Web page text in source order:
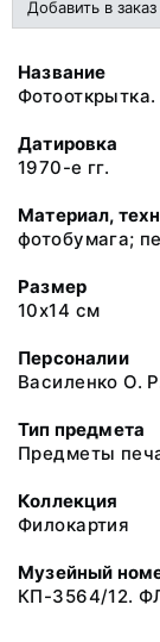
Добавить в заказ
Название
Датировка
1970-е гг.
Материал,
фотобумага;
Размер
10х14 см
Персоналии
Василенко О.
Тип предмета
Предметы
Коллекция
Филокартия
Музейный
КП-3564/12.